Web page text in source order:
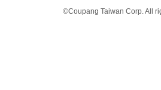
©Coupang Taiwan Corp. All